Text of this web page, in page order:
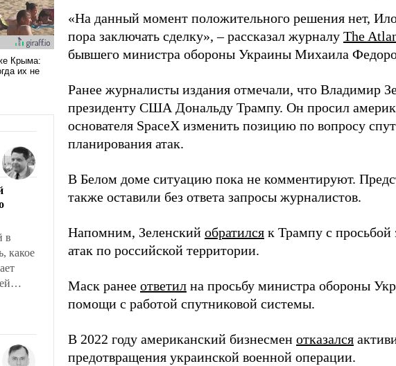
в
какое
«На данный момент положительного решения нет,
пора заключать сделку», – рассказал журналу The
бывшего министра обороны Украины Михаила
Ранее журналисты издания отмечали, что Владимир
президенту США Дональду Трампу. Он просил
основателя SpaceX изменить позицию по вопросу
планирования атак.
В Белом доме ситуацию пока не комментируют.
также оставили без ответа запросы журналистов.
Напомним, Зеленский обратился к Трампу с просьбой
атак по российской территории.
Маск ранее ответил на просьбу министра обороны
помощи с работой спутниковой системы.
В 2022 году американский бизнесмен отказался
предотвращения украинской военной операции.